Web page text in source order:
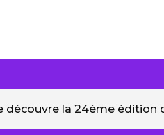
découvre la 24ème édition